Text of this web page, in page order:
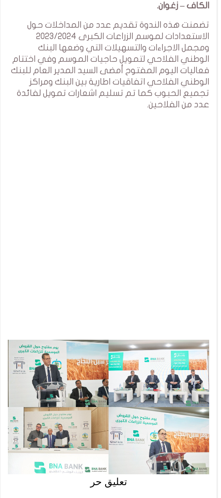
الكاف – زغوان.
تضمنت هذه الندوة تقديم عدد من المداخلات حول
الاستعدادات لموسم الزراعات الكبرى 2023/2024
ومجمل الاجراءات والتسهيلات التي وضعها البنك
الوطني الفلاحي لتمويل حاجيات الموسم وفي اختتام
فعاليات اليوم المفتوح أمضى السيد المدير العام للبنك
الوطني الفلاحي اتفاقيات اطارية بين البنك ومراكز
تجميع الحبوب كما تم تسليم اشعارات تمويل لفائدة
عدد من الفلاحين.
تعليق حر